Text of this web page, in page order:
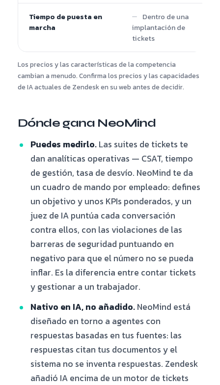
Tiempo de puesta en
marcha
Dentro de una
implantación de
tickets
Los precios y las características de la competencia
cambian a menudo. Confirma los precios y las capacidades
de IA actuales de Zendesk en su web antes de decidir.
Dónde gana NeoMind
Puedes medirlo.Las suites de tickets te
dan analíticas operativas — CSAT, tiempo
de gestión, tasa de desvío. NeoMind te da
un cuadro de mando por empleado: defines
un objetivo y unos KPIs ponderados, y un
juez de IA puntúa cada conversación
contra ellos, con las violaciones de las
barreras de seguridad puntuando en
negativo para que el número no se pueda
inflar. Es la diferencia entre contar tickets
y gestionar a un trabajador.
Nativo en IA, no añadido.NeoMind está
diseñado en torno a agentes con
respuestas basadas en tus fuentes: las
respuestas citan tus documentos y el
sistema no se inventa respuestas. Zendesk
añadió IA encima de un motor de tickets